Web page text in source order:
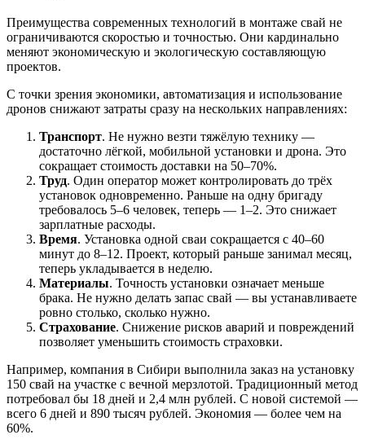
Преимущества современных технологий в монтаже свай не
ограничиваются скоростью и точностью. Они кардинально
меняют экономическую и экологическую составляющую
проектов.
С точки зрения экономики, автоматизация и использование
дронов снижают затраты сразу на нескольких направлениях:
Транспорт. Не нужно везти тяжёлую технику —
достаточно лёгкой, мобильной установки и дрона. Это
сокращает стоимость доставки на 50–70%.
Труд. Один оператор может контролировать до трёх
установок одновременно. Раньше на одну бригаду
требовалось 5–6 человек, теперь — 1–2. Это снижает
зарплатные расходы.
Время. Установка одной сваи сокращается с 40–60
минут до 8–12. Проект, который раньше занимал месяц,
теперь укладывается в неделю.
Материалы. Точность установки означает меньше
брака. Не нужно делать запас свай — вы устанавливаете
ровно столько, сколько нужно.
Страхование. Снижение рисков аварий и повреждений
позволяет уменьшить стоимость страховки.
Например, компания в Сибири выполнила заказ на установку
150 свай на участке с вечной мерзлотой. Традиционный метод
потребовал бы 18 дней и 2,4 млн рублей. С новой системой —
всего 6 дней и 890 тысяч рублей. Экономия — более чем на
60%.